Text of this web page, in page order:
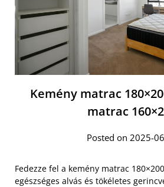
Kemény matrac
matrac
Posted on 2025-
Fedezze fel a kemény matrac
egészséges alvás és tökéletes